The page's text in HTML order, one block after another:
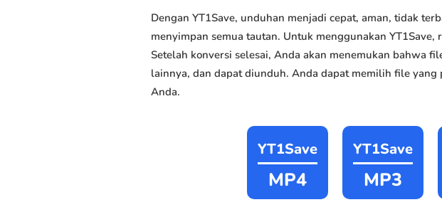
Dengan YT1Save, unduhan menjadi cepat, aman, tidak
menyimpan semua tautan. Untuk menggunakan
Setelah konversi selesai, Anda akan menemukan bahwa
lainnya, dan dapat diunduh. Anda dapat memilih file
Anda.
YT1Save
MP4
YT1Save
MP3